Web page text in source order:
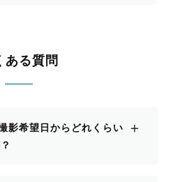
ある質問
影希望日からどれくらい
＋